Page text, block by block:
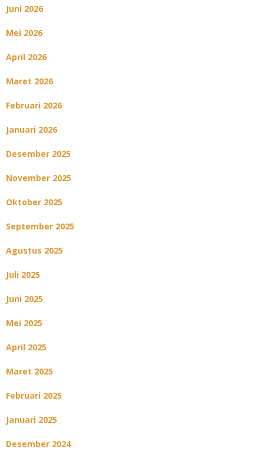
Juni 2026
Mei 2026
April 2026
Maret 2026
Februari 2026
Januari 2026
Desember 2025
November 2025
Oktober 2025
September 2025
Agustus 2025
Juli 2025
Juni 2025
Mei 2025
April 2025
Maret 2025
Februari 2025
Januari 2025
Desember 2024